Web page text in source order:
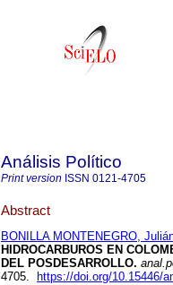
Análisis Político
Print version ISSN 0121-4705
Abstract
BONILLA MONTENEGRO,
HIDROCARBUROS EN
DEL POSDESARROLLO.
4705.
https://doi.org/10.15446/